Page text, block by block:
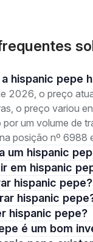
a hispanic pepe
2026, o preço
o preço variou
por um volume de
posição nº 6988
um hispanic
em hispanic
hispanic pepe?
hispanic
hispanic pepe?
é um bom